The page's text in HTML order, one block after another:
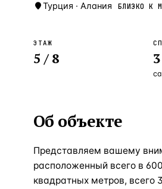
Турция · Алания БЛИЗКО К
ЭТАЖ
5 / 8 3
Об объекте
Представляем вашему
расположенный всего в
квадратных метров, всего